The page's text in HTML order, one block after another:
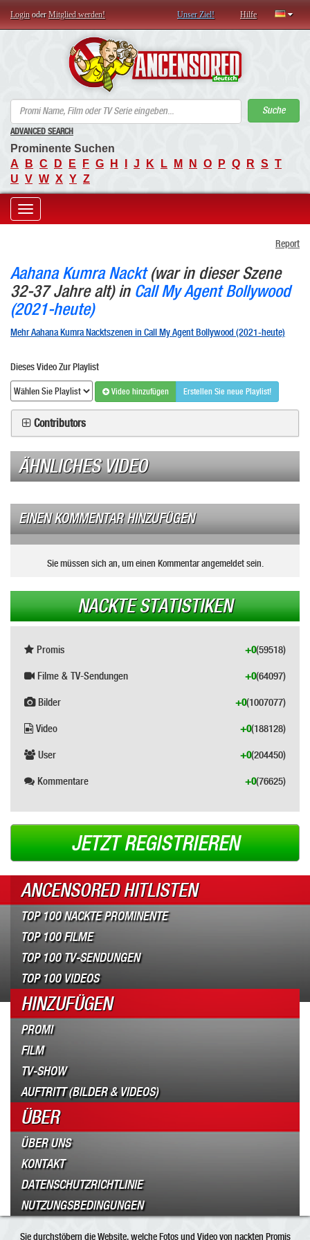
Login oderMitglied werden! Unser Ziel! Hilfe
Suche
ADVANCED SEARCH
Prominente Suchen
A
B C D E F G H J K L M N O P Q R S T
U V W X Y Z
Toggle
Report
Aahana Kumra Nackt(war in dieser Szene
32-37 Jahre alt) in Call My Agent Bollywood
(2021-heute)
Mehr Aahana Kumra Nacktszenen in Call My Agent Bollywood (2021-heute)
Dieses Video Zur Playlist
Video hinzufügen Erstellen Sie neue Playlist!
Contributors
ÄHNLICHES VIDEO
EINEN KOMMENTAR HINZUFÜGEN
Sie müssen sich an, um einen Kommentar angemeldet sein.
NACKTE STATISTIKEN
Promis (59518)
+0
Filme & TV-Sendungen (64097)
+0
Bilder (1007077)
+0
Video (188128)
+0
User (204450)
+0
Kommentare (76625)
+0
JETZT REGISTRIEREN
ANCENSORED HITLISTEN
TOP 100 NACKTE PROMINENTE
TOP 100 FILME
TOP 100 TV-SENDUNGEN
TOP 100 VIDEOS
HINZUFÜGEN
PROMI
FILM
TV-SHOW
AUFTRITT (BILDER & VIDEOS)
ÜBER
ÜBER UNS
KONTAKT
DATENSCHUTZRICHTLINIE
NUTZUNGSBEDINGUNGEN
Sie durchstöbern die Website, welche Fotos und Video von nackten Promis